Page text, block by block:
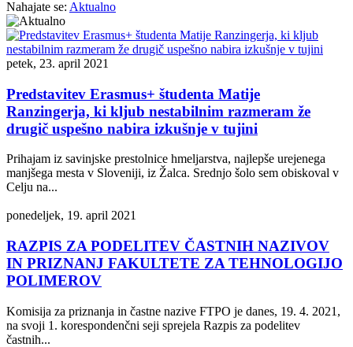
Nahajate se: Aktualno
petek, 23. april 2021
Predstavitev Erasmus+ študenta Matije
Ranzingerja, ki kljub nestabilnim razmeram že
drugič uspešno nabira izkušnje v tujini
Prihajam iz savinjske prestolnice hmeljarstva, najlepše urejenega
manjšega mesta v Sloveniji, iz Žalca. Srednjo šolo sem obiskoval v
Celju na...
ponedeljek, 19. april 2021
RAZPIS ZA PODELITEV ČASTNIH NAZIVOV
IN PRIZNANJ FAKULTETE ZA TEHNOLOGIJO
POLIMEROV
Komisija za priznanja in častne nazive FTPO je danes, 19. 4. 2021,
na svoji 1. korespondenčni seji sprejela Razpis za podelitev
častnih...